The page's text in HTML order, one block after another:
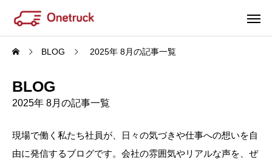
BLOG 2025年 8月の記事一覧
BLOG
2025年 8月の記事一覧
現場で働く私たち社員が、日々の気づきや仕事への想いを自
由に発信するブログです。会社の雰囲気やリアルな声を、ぜ